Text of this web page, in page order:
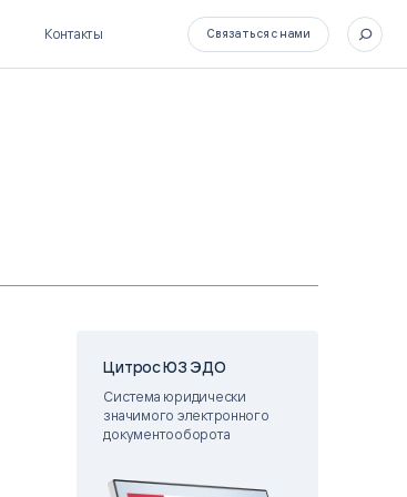
Контакты Связаться с нами
Цитрос ЮЗ ЭДО
Система юридически
значимого электронного
документооборота